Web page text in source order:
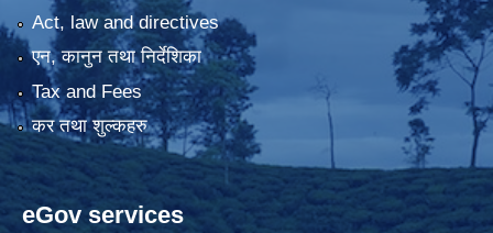
Act, law and directives
एन, कानुन तथा निर्देशिका
Tax and Fees
कर तथा शुल्कहरु
eGov services